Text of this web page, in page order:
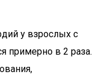
у взрослых с
примерно в 2 раза.